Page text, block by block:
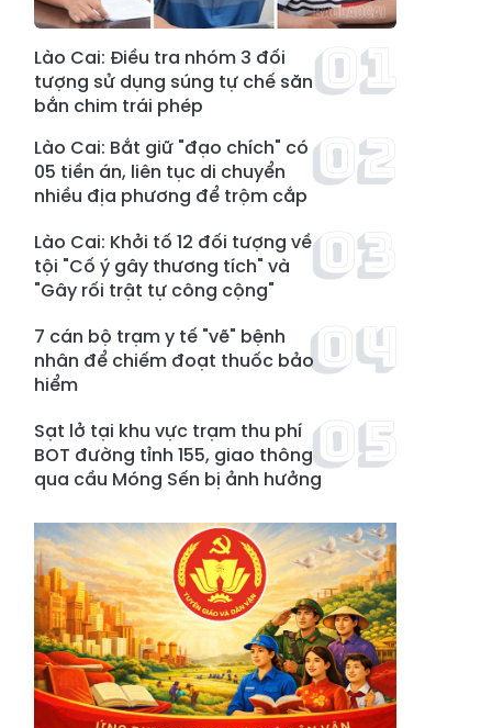
Lào Cai: Điều tra nhóm 3 đối
tượng sử dụng súng tự chế săn
bắn chim trái phép
Lào Cai: Bắt giữ "đạo chích" có
05 tiền án, liên tục di chuyển
nhiều địa phương để trộm cắp
Lào Cai: Khởi tố 12 đối tượng về
tội "Cố ý gây thương tích" và
"Gây rối trật tự công cộng"
7 cán bộ trạm y tế "vẽ" bệnh
nhân để chiếm đoạt thuốc bảo
hiểm
Sạt lở tại khu vực trạm thu phí
BOT đường tỉnh 155, giao thông
qua cầu Móng Sến bị ảnh hưởng